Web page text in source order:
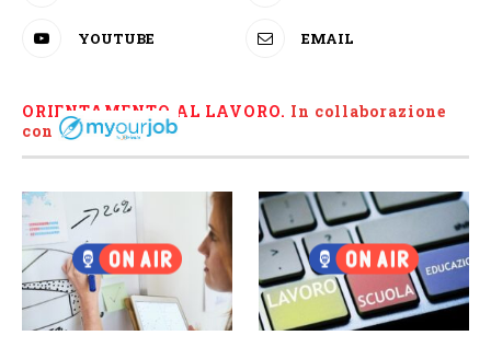
YOUTUBE EMAIL
ORIENTAMENTO AL LAVORO. In collaborazione
con